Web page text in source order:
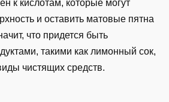
к кислотам, которые могут
и оставить матовые пятна
что придется быть
такими как лимонный сок,
чистящих средств.